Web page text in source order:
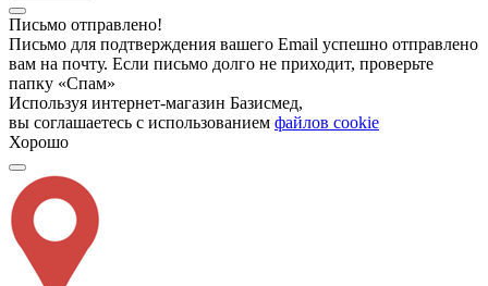
Письмо отправлено!
Письмо для подтверждения вашего Email успешно отправлено
вам на почту. Если письмо долго не приходит, проверьте
папку «Спам»
Используя интернет-магазин Базисмед,
вы соглашаетесь с использованием файлов cookie
Хорошо